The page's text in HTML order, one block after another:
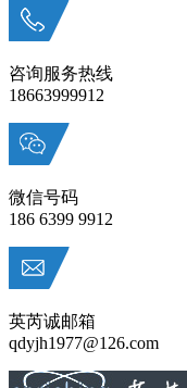
咨询服务热线
18663999912
微信号码
186 6399 9912
英芮诚邮箱
qdyjh1977@126.com